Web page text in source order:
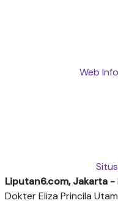
Web
Liputan6.com, Jakarta -
Dokter Eliza Princila